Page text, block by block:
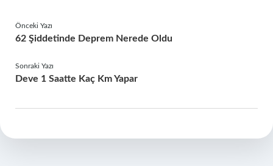
Önceki Yazı
62 Şiddetinde Deprem Nerede Oldu
Sonraki Yazı
Deve 1 Saatte Kaç Km Yapar